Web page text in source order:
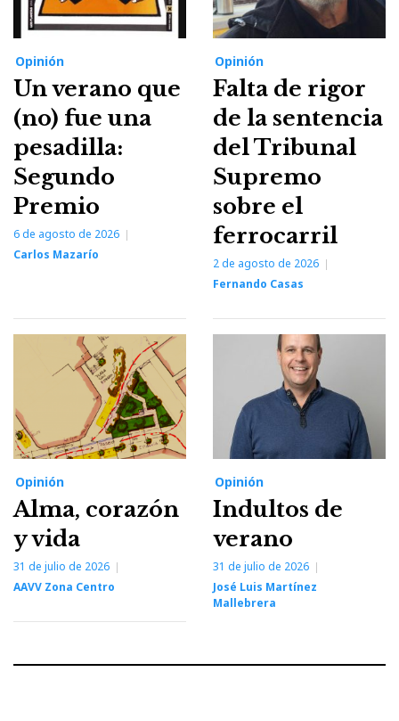
Opinión
Un verano que
(no) fue una
pesadilla:
Segundo
Premio
6 de agosto de 2026
Carlos Mazarío
Opinión
Falta de rigor
de la sentencia
del Tribunal
Supremo
sobre el
ferrocarril
2 de agosto de 2026
Fernando Casas
Opinión
Alma, corazón
y vida
31 de julio de 2026
AAVV Zona Centro
Opinión
Indultos de
verano
31 de julio de 2026
José Luis Martínez
Mallebrera